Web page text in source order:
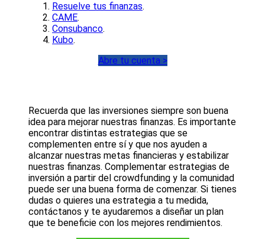
Resuelve tus finanzas.
CAME.
Consubanco.
Kubo.
Abre tu cuenta >
Recuerda que las inversiones siempre son buena
idea para mejorar nuestras finanzas. Es importante
encontrar distintas estrategias que se
complementen entre sí y que nos ayuden a
alcanzar nuestras metas financieras y estabilizar
nuestras finanzas. Complementar estrategias de
inversión a partir del crowdfunding y la comunidad
puede ser una buena forma de comenzar. Si tienes
dudas o quieres una estrategia a tu medida,
contáctanos y te ayudaremos a diseñar un plan
que te beneficie con los mejores rendimientos.